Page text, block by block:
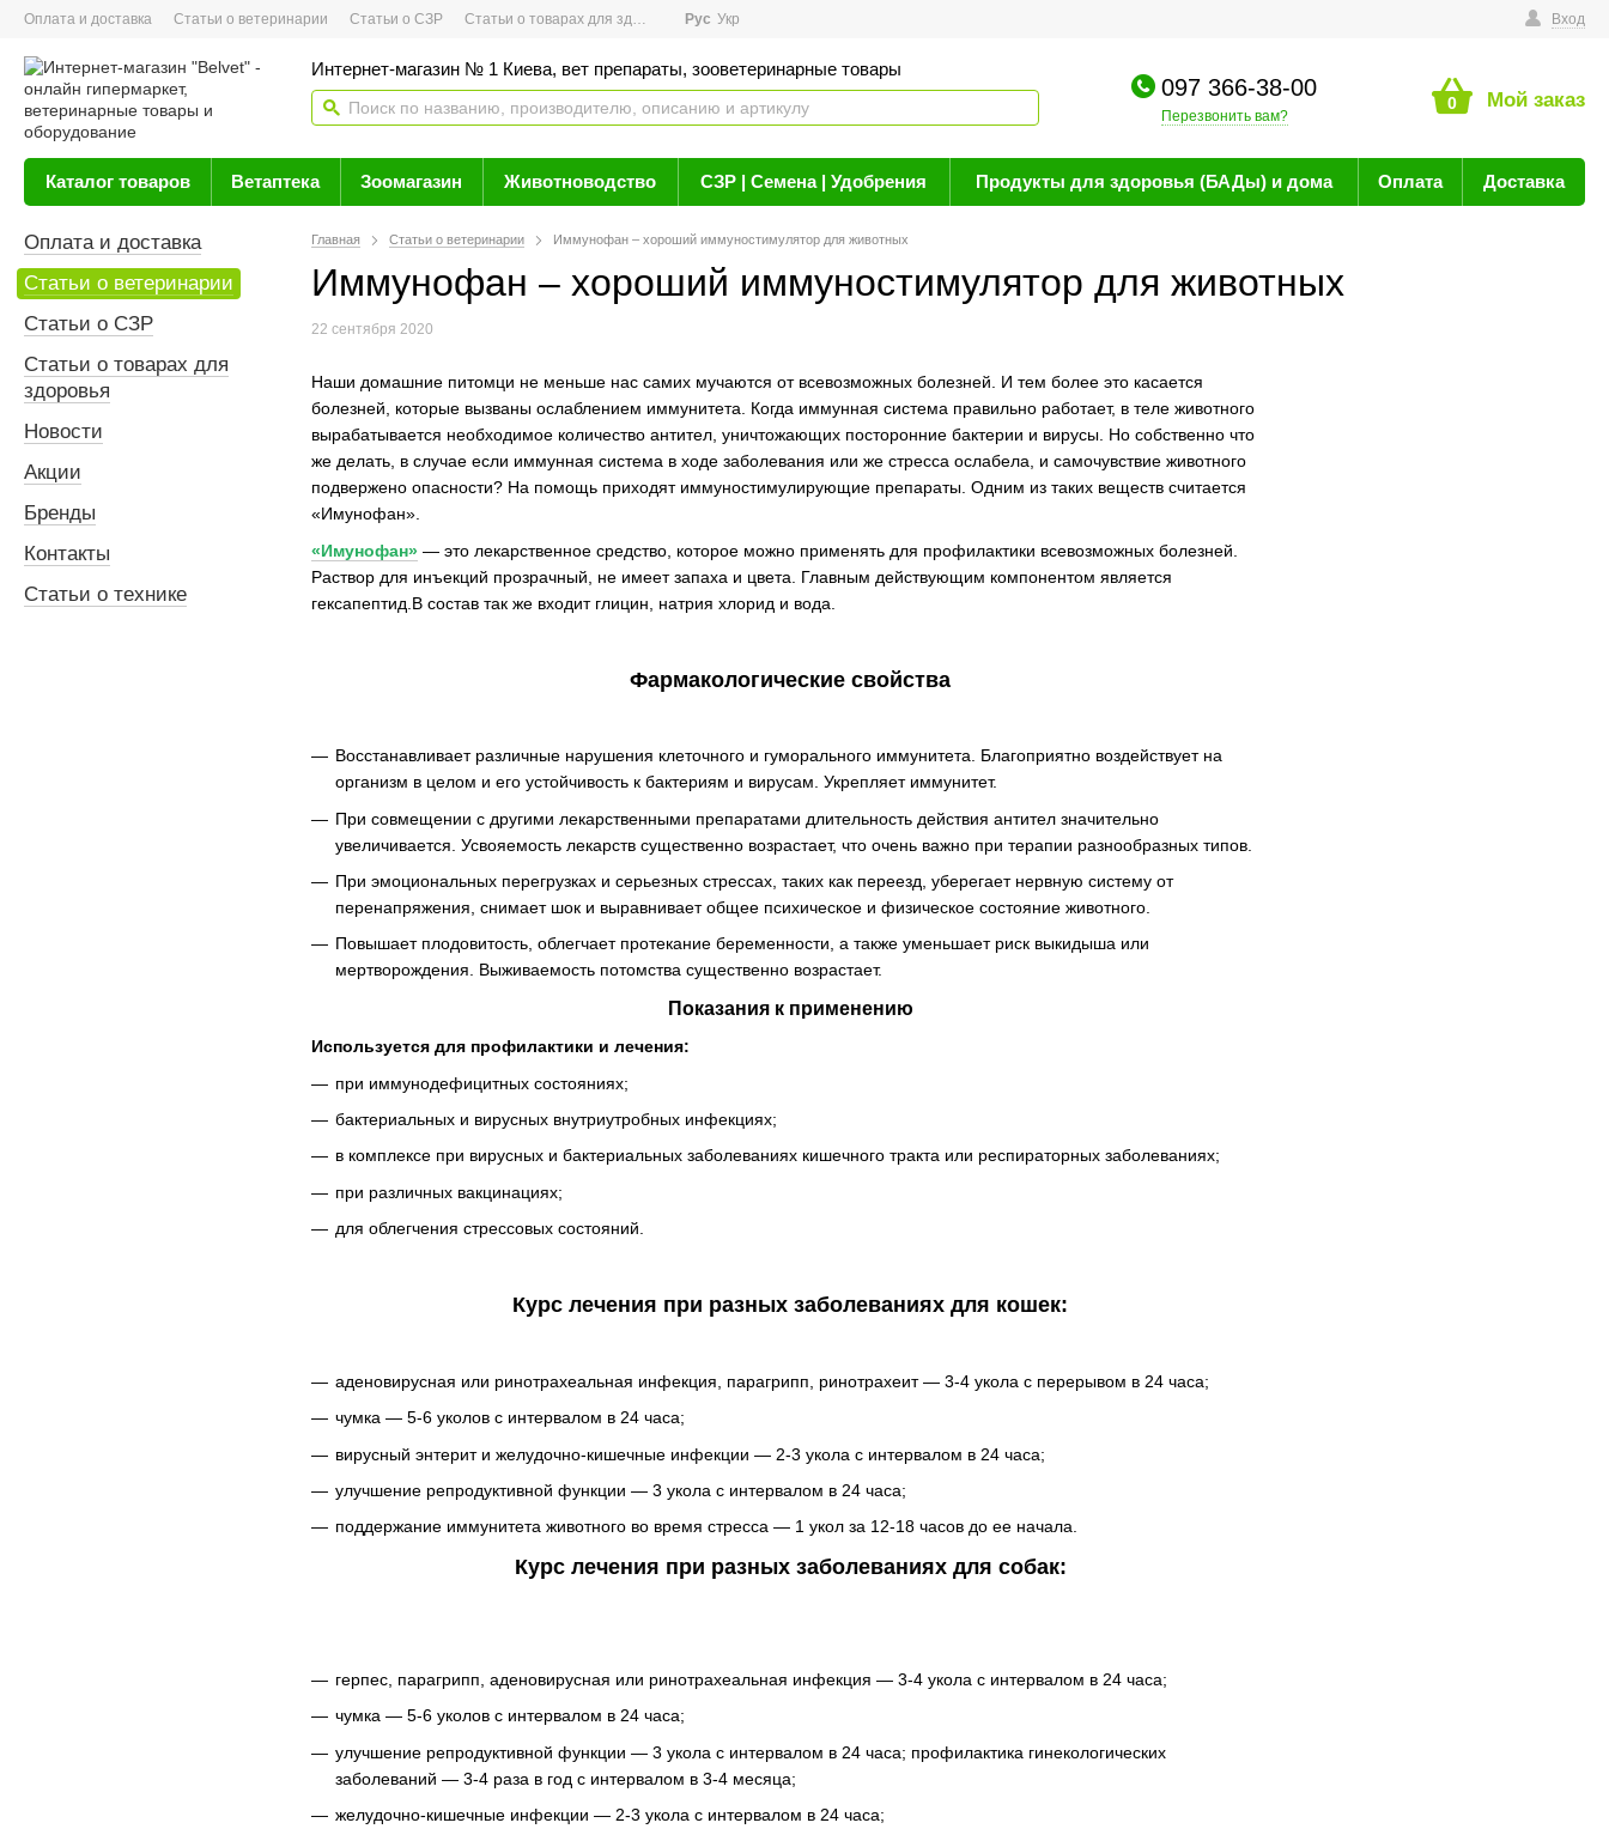
Оплата и доставка Статьи о ветеринарии Статьи о СЗР Статьи о товарах для здоровья Новости Вход
Рус Укр
Интернет-магазин № 1 Киева, вет препараты, зооветеринарные товары
097 366-38-00
Перезвонить вам?
0 Мой заказ
Каталог товаров Ветаптека Зоомагазин Животноводство СЗР | Семена | Удобрения Продукты для здоровья (БАДы) и дома Оплата Доставка
Главная Статьи о ветеринарии Иммунофан – хороший иммуностимулятор для животных
Иммунофан – хороший иммуностимулятор для животных
22 сентября 2020
Наши домашние питомци не меньше нас самих мучаются от всевозможных болезней. И тем более это касается
болезней, которые вызваны ослаблением иммунитета. Когда иммунная система правильно работает, в теле животного
вырабатывается необходимое количество антител, уничтожающих посторонние бактерии и вирусы. Но собственно что
же делать, в случае если иммунная система в ходе заболевания или же стресса ослабела, и самочувствие животного
подвержено опасности? На помощь приходят иммуностимулирующие препараты. Одним из таких веществ считается
«Имунофан».
«Имунофан» — это лекарственное средство, которое можно применять для профилактики всевозможных болезней.
Раствор для инъекций прозрачный, не имеет запаха и цвета. Главным действующим компонентом является
гексапептид.В состав так же входит глицин, натрия хлорид и вода.
Фармакологические свойства
Восстанавливает различные нарушения клеточного и гуморального иммунитета. Благоприятно воздействует на
организм в целом и его устойчивость к бактериям и вирусам. Укрепляет иммунитет.
При совмещении с другими лекарственными препаратами длительность действия антител значительно
увеличивается. Усвояемость лекарств существенно возрастает, что очень важно при терапии разнообразных типов.
При эмоциональных перегрузках и серьезных стрессах, таких как переезд, уберегает нервную систему от
перенапряжения, снимает шок и выравнивает общее психическое и физическое состояние животного.
Повышает плодовитость, облегчает протекание беременности, а также уменьшает риск выкидыша или
мертворождения. Выживаемость потомства существенно возрастает.
Показания к применению
Используется для профилактики и лечения:
при иммунодефицитных состояниях;
бактериальных и вирусных внутриутробных инфекциях;
в комплексе при вирусных и бактериальных заболеваниях кишечного тракта или респираторных заболеваниях;
при различных вакцинациях;
для облегчения стрессовых состояний.
Курс лечения при разных заболеваниях для кошек:
аденовирусная или ринотрахеальная инфекция, парагрипп, ринотрахеит — 3-4 укола с перерывом в 24 часа;
чумка — 5-6 уколов с интервалом в 24 часа;
вирусный энтерит и желудочно-кишечные инфекции — 2-3 укола с интервалом в 24 часа;
улучшение репродуктивной функции — 3 укола с интервалом в 24 часа;
поддержание иммунитета животного во время стресса — 1 укол за 12-18 часов до ее начала.
Курс лечения при разных заболеваниях для собак:
герпес, парагрипп, аденовирусная или ринотрахеальная инфекция — 3-4 укола с интервалом в 24 часа;
чумка — 5-6 уколов с интервалом в 24 часа;
улучшение репродуктивной функции — 3 укола с интервалом в 24 часа; профилактика гинекологических
заболеваний — 3-4 раза в год с интервалом в 3-4 месяца;
желудочно-кишечные инфекции — 2-3 укола с интервалом в 24 часа;
Оплата и доставка
Статьи о ветеринарии
Статьи о СЗР
Статьи о товарах для
здоровья
Новости
Акции
Бренды
Контакты
Статьи о технике